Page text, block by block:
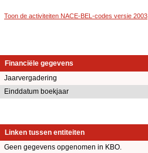
Toon de activiteiten NACE-BEL-codes versie 2003
Financiële gegevens
Jaarvergadering
Einddatum boekjaar
Linken tussen entiteiten
Geen gegevens opgenomen in KBO.